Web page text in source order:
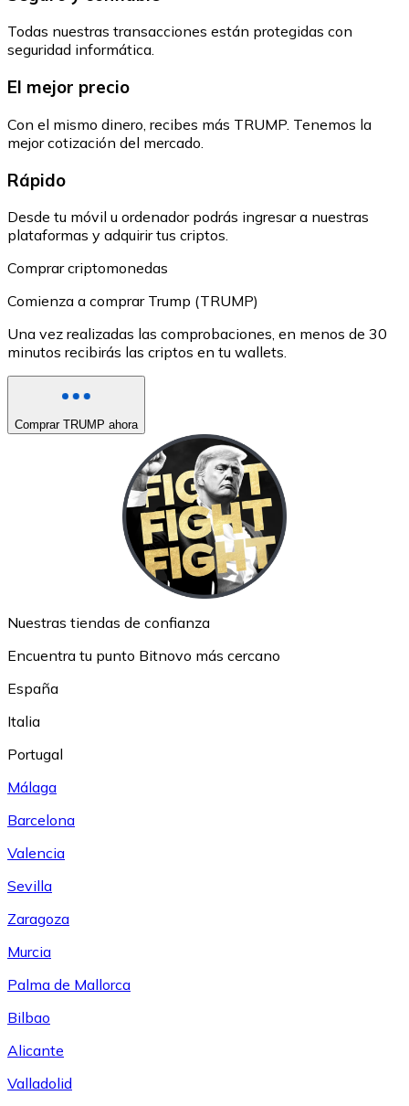
Todas nuestras transacciones están protegidas con
seguridad informática.
El mejor precio
Con el mismo dinero, recibes más TRUMP. Tenemos la
mejor cotización del mercado.
Rápido
Desde tu móvil u ordenador podrás ingresar a nuestras
plataformas y adquirir tus criptos.
Comprar criptomonedas
Comienza a comprar Trump (TRUMP)
Una vez realizadas las comprobaciones, en menos de 30
minutos recibirás las criptos en tu wallets.
Comprar TRUMP ahora
Nuestras tiendas de confianza
Encuentra tu punto Bitnovo más cercano
España
Italia
Portugal
Málaga
Barcelona
Valencia
Sevilla
Zaragoza
Murcia
Palma de Mallorca
Bilbao
Alicante
Valladolid